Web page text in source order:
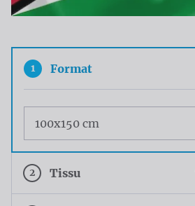
1 Format
2 Tissu